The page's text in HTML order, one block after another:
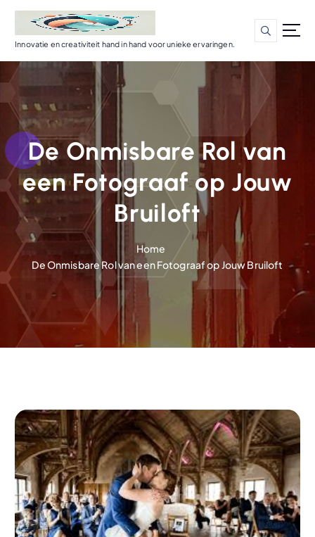
d
n
Innovatie en creativiteit hand in hand voor unieke ervaringen.
De Onmisbare Rol van
een Fotograaf op Jouw
Bruiloft
Home
De Onmisbare Rol van een Fotograaf op Jouw Bruiloft